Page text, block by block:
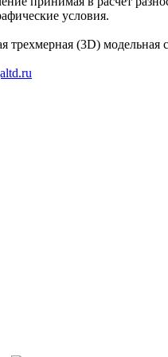
условия.
трехмерная (3D) модельная